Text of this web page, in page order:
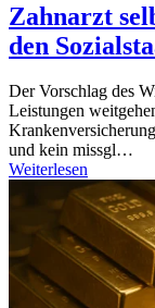
Zahnarzt
den
Der Vorschlag des
Leistungen
und kein missgl…
Weiterlesen